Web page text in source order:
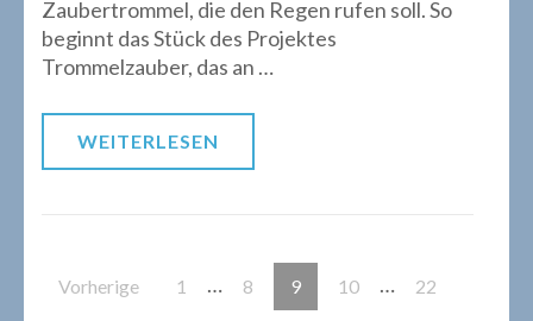
Zaubertrommel, die den Regen rufen soll. So
beginnt das Stück des Projektes
Trommelzauber, das an …
WEITERLESEN
Beitragsnavigation
Vorherige Seite
1 … Seite
8 Seite
9 Seite
10 … Seite
22